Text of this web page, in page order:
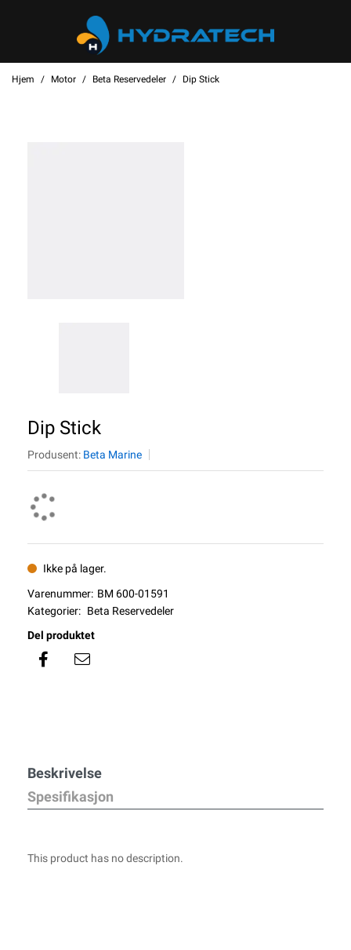
Hjem Motor Beta Reservedeler Dip Stick
Dip Stick
Produsent: Beta Marine
Ikke på lager.
Varenummer: BM 600-01591
Kategorier: Beta Reservedeler
Del produktet
Beskrivelse
Spesifikasjon
This product has no description.